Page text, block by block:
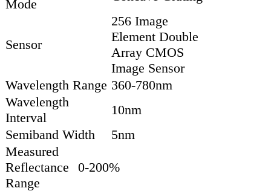
Mode
Sensor
256 Image
Element Double
Array CMOS
Image Sensor
Wavelength Range 360-780nm
Wavelength
Interval
10nm
Semiband Width
5nm
Measured
Reflectance
Range
0-200%